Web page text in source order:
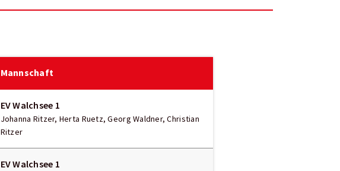
Mannschaft
EV Walchsee 1
Johanna Ritzer, Herta Ruetz, Georg Waldner, Christian
Ritzer
EV Walchsee 1